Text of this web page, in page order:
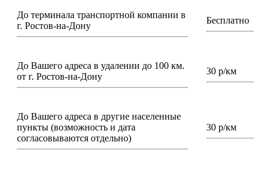
До терминала транспортной компании в
г. Ростов-на-Дону
Бесплатно
До Вашего адреса в удалении до 100 км.
от г. Ростов-на-Дону
30 р/км
До Вашего адреса в другие населенные
пункты (возможность и дата
согласовываются отдельно)
30 р/км